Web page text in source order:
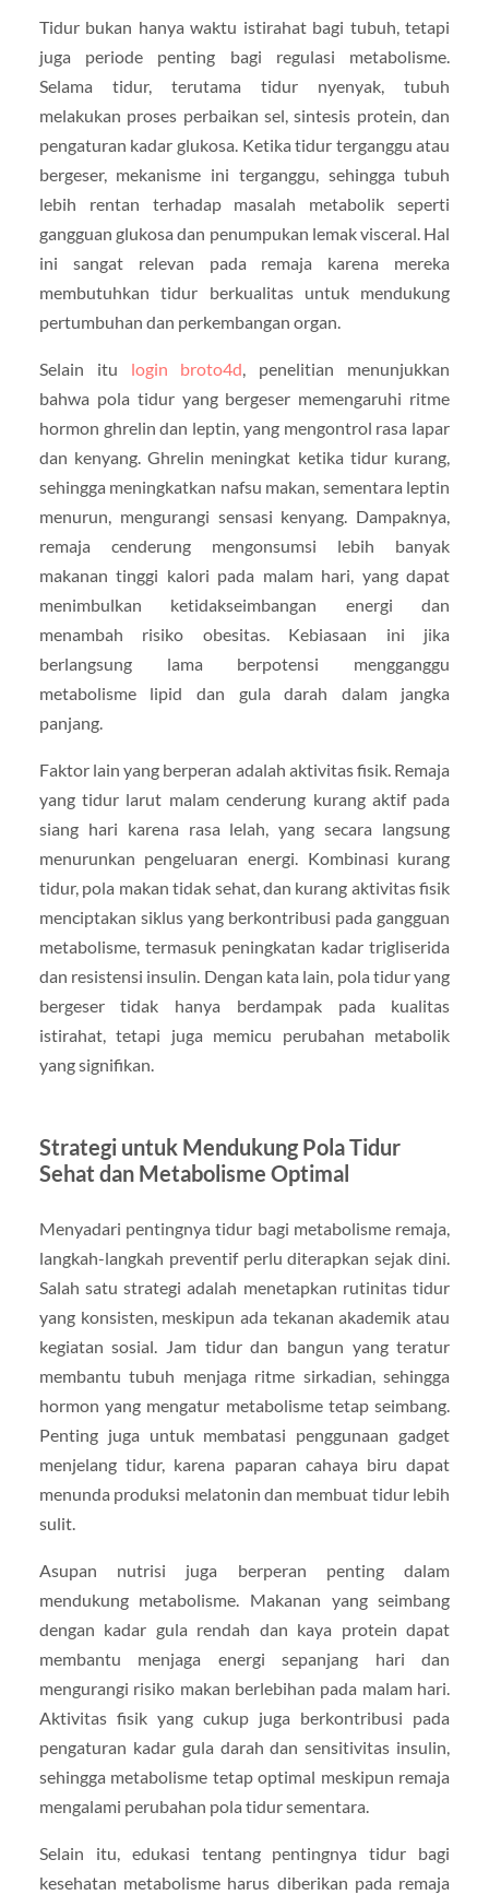
Tidur bukan hanya waktu istirahat bagi tubuh, tetapi
juga periode penting bagi regulasi metabolisme.
Selama tidur, terutama tidur nyenyak, tubuh
melakukan proses perbaikan sel, sintesis protein, dan
pengaturan kadar glukosa. Ketika tidur terganggu atau
bergeser, mekanisme ini terganggu, sehingga tubuh
lebih rentan terhadap masalah metabolik seperti
gangguan glukosa dan penumpukan lemak visceral. Hal
ini sangat relevan pada remaja karena mereka
membutuhkan tidur berkualitas untuk mendukung
pertumbuhan dan perkembangan organ.
Selain itu login broto4d, penelitian menunjukkan
bahwa pola tidur yang bergeser memengaruhi ritme
hormon ghrelin dan leptin, yang mengontrol rasa lapar
dan kenyang. Ghrelin meningkat ketika tidur kurang,
sehingga meningkatkan nafsu makan, sementara leptin
menurun, mengurangi sensasi kenyang. Dampaknya,
remaja cenderung mengonsumsi lebih banyak
makanan tinggi kalori pada malam hari, yang dapat
menimbulkan ketidakseimbangan energi dan
menambah risiko obesitas. Kebiasaan ini jika
berlangsung lama berpotensi mengganggu
metabolisme lipid dan gula darah dalam jangka
panjang.
Faktor lain yang berperan adalah aktivitas fisik. Remaja
yang tidur larut malam cenderung kurang aktif pada
siang hari karena rasa lelah, yang secara langsung
menurunkan pengeluaran energi. Kombinasi kurang
tidur, pola makan tidak sehat, dan kurang aktivitas fisik
menciptakan siklus yang berkontribusi pada gangguan
metabolisme, termasuk peningkatan kadar trigliserida
dan resistensi insulin. Dengan kata lain, pola tidur yang
bergeser tidak hanya berdampak pada kualitas
istirahat, tetapi juga memicu perubahan metabolik
yang signifikan.
Strategi untuk Mendukung Pola Tidur
Sehat dan Metabolisme Optimal
Menyadari pentingnya tidur bagi metabolisme remaja,
langkah-langkah preventif perlu diterapkan sejak dini.
Salah satu strategi adalah menetapkan rutinitas tidur
yang konsisten, meskipun ada tekanan akademik atau
kegiatan sosial. Jam tidur dan bangun yang teratur
membantu tubuh menjaga ritme sirkadian, sehingga
hormon yang mengatur metabolisme tetap seimbang.
Penting juga untuk membatasi penggunaan gadget
menjelang tidur, karena paparan cahaya biru dapat
menunda produksi melatonin dan membuat tidur lebih
sulit.
Asupan nutrisi juga berperan penting dalam
mendukung metabolisme. Makanan yang seimbang
dengan kadar gula rendah dan kaya protein dapat
membantu menjaga energi sepanjang hari dan
mengurangi risiko makan berlebihan pada malam hari.
Aktivitas fisik yang cukup juga berkontribusi pada
pengaturan kadar gula darah dan sensitivitas insulin,
sehingga metabolisme tetap optimal meskipun remaja
mengalami perubahan pola tidur sementara.
Selain itu, edukasi tentang pentingnya tidur bagi
kesehatan metabolisme harus diberikan pada remaja